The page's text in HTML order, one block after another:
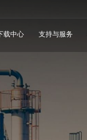
载中心 支持与服务